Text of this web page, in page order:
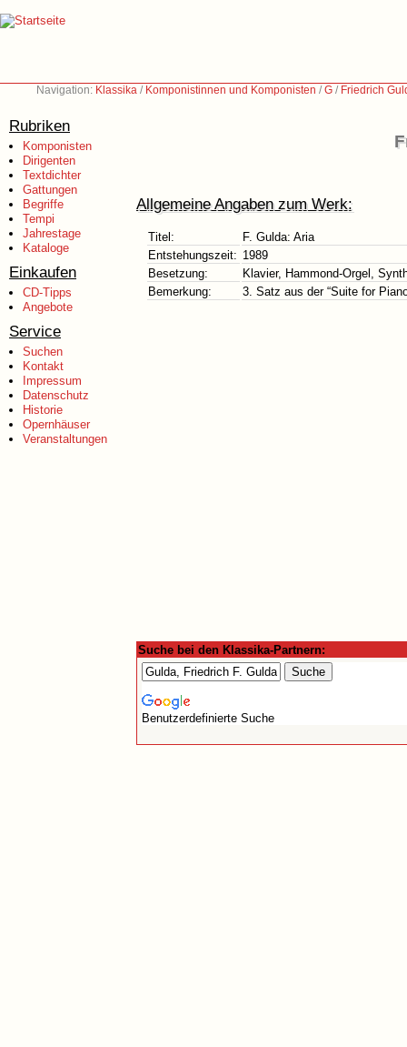
Navigation: Klassika / Komponistinnen und Komponisten /G / Friedrich
Rubriken
Komponisten
Dirigenten
Textdichter
Gattungen
Begriffe
Tempi
Jahrestage
Kataloge
Einkaufen
CD-Tipps
Angebote
Service
Suchen
Kontakt
Impressum
Datenschutz
Historie
Opernhäuser
Veranstaltungen
Allgemeine Angaben zum Werk:
Titel:
F. Gulda: Aria
Entstehungszeit: 1989
Besetzung:
Klavier, Hammond-Orgel,
Bemerkung:
3. Satz aus der “Suite for
Suche bei den Klassika-Partnern:
Benutzerdefinierte Suche